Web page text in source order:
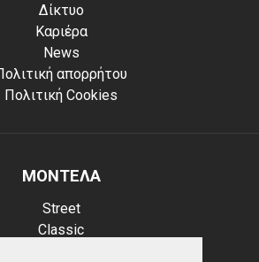
Δίκτυο
Καριέρα
News
απορρήτου
Πολιτική Cookies
ΜΟΝΤΕΛΑ
Street
Classic